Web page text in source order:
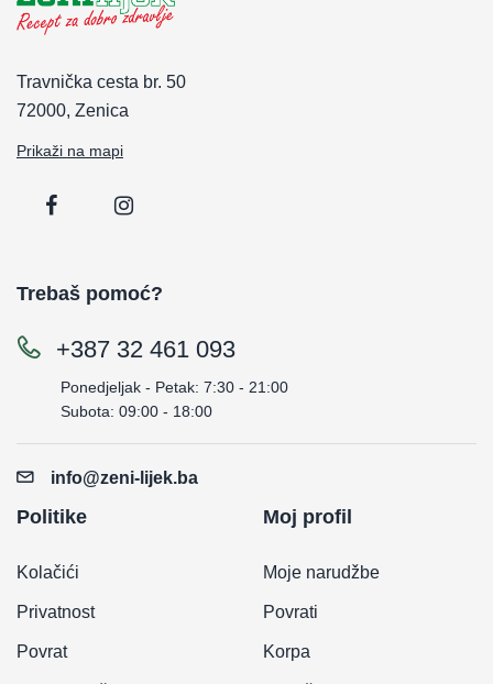
Travnička cesta br. 50
72000, Zenica
Prikaži na mapi
Trebaš pomoć?
+387 32 461 093
Ponedjeljak - Petak: 7:30 - 21:00
Subota: 09:00 - 18:00
info@zeni-lijek.ba
Politike
Kolačići
Privatnost
Povrat
Moj profil
Moje narudžbe
Povrati
Korpa